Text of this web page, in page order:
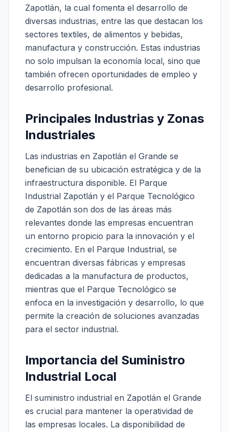
Zapotlán, la cual fomenta el desarrollo de
diversas industrias, entre las que destacan los
sectores textiles, de alimentos y bebidas,
manufactura y construcción. Estas industrias
no solo impulsan la economía local, sino que
también ofrecen oportunidades de empleo y
desarrollo profesional.
Principales Industrias y Zonas
Industriales
Las industrias en Zapotlán el Grande se
benefician de su ubicación estratégica y de la
infraestructura disponible. El Parque
Industrial Zapotlán y el Parque Tecnológico
de Zapotlán son dos de las áreas más
relevantes donde las empresas encuentran
un entorno propicio para la innovación y el
crecimiento. En el Parque Industrial, se
encuentran diversas fábricas y empresas
dedicadas a la manufactura de productos,
mientras que el Parque Tecnológico se
enfoca en la investigación y desarrollo, lo que
permite la creación de soluciones avanzadas
para el sector industrial.
Importancia del Suministro
Industrial Local
El suministro industrial en Zapotlán el Grande
es crucial para mantener la operatividad de
las empresas locales. La disponibilidad de